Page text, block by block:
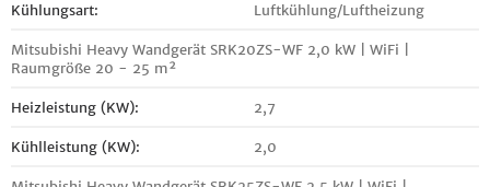
Kühlungsart: Luftkühlung/Luftheizung
Mitsubishi Heavy Wandgerät SRK20ZS-WF 2,0 kW | WiFi |
Raumgröße 20 - 25 m²
Heizleistung (KW): 2,7
Kühlleistung (KW): 2,0